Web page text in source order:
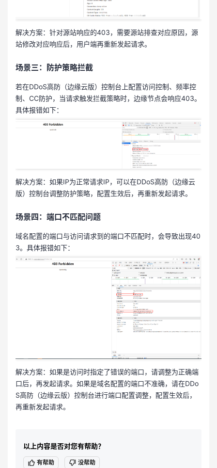
解决方案：针对源站响应的403，需要源站排查对应原因，源
站修改对应响应后，用户端再重新发起请求。
场景三：防护策略拦截
若在DDoS高防（边缘云版）控制台上配置访问控制、频率控
制、CC防护，当请求触发拦截策略时，边缘节点会响应403。
具体报错如下：
解决方案：如果IP为正常请求IP，可以在DDoS高防（边缘云
版）控制台调整防护策略，配置生效后，再重新发起请求。
场景四：端口不匹配问题
域名配置的端口与访问请求到的端口不匹配时，会导致出现40
3。具体报错如下：
解决方案：如果是访问时指定了错误的端口，请调整为正确端
口后，再发起请求。如果是域名配置的端口不准确，请在DDo
S高防（边缘云版）控制台进行端口配置调整，配置生效后，
再重新发起请求。
以上内容是否对您有帮助？
有帮助 没帮助